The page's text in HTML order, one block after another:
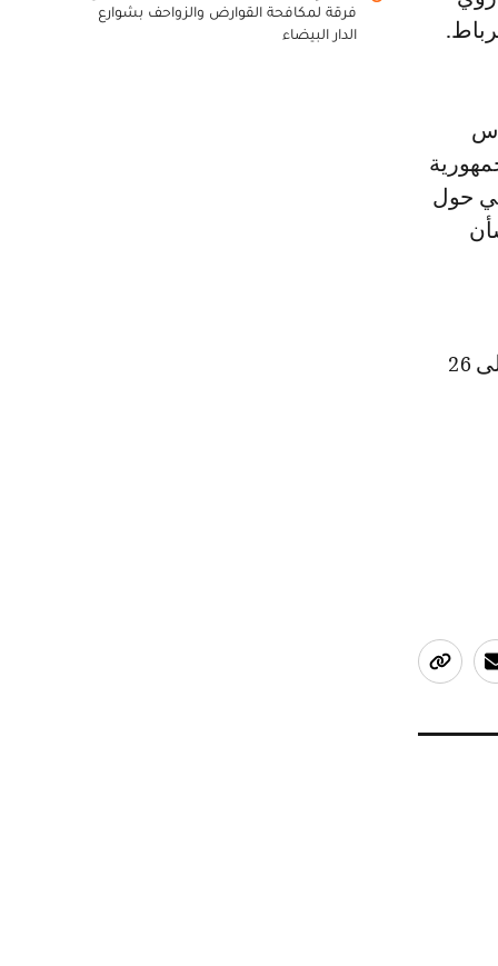
حول
وبذلك، يرتفع عدد القنصليات التي تم افتتاحها بالأقاليم الجنوبية للمملكة إلى 26
فرقة لمكافحة القوارض والزواحف بشوارع
الدار البيضاء